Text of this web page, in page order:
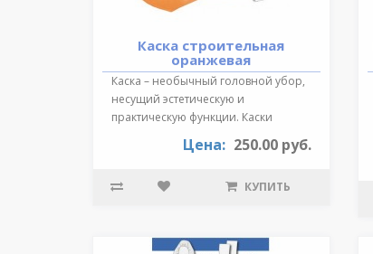
Каска строительная
оранжевая
Каска – необычный головной убор,
несущий эстетическую и
практическую функции. Каски
Цена: 250.00 руб.
КУПИТЬ